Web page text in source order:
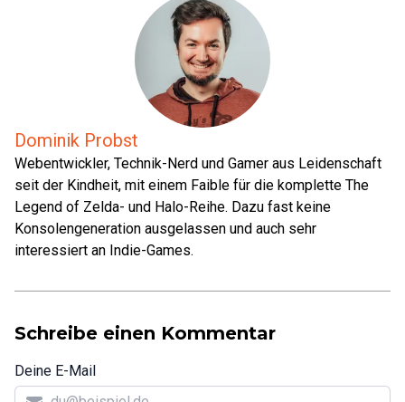
Dominik Probst
Webentwickler, Technik-Nerd und Gamer aus Leidenschaft
seit der Kindheit, mit einem Faible für die komplette The
Legend of Zelda- und Halo-Reihe. Dazu fast keine
Konsolengeneration ausgelassen und auch sehr
interessiert an Indie-Games.
Schreibe einen Kommentar
Deine E-Mail